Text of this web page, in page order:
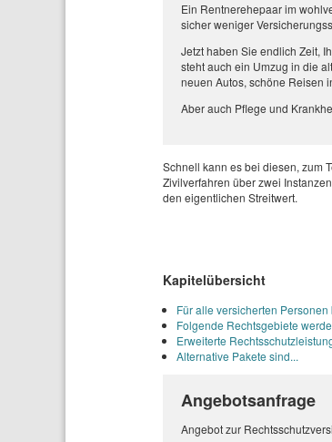
Ein Rentnerehepaar im
sicher weniger
Jetzt haben Sie endlich Zeit,
steht auch ein Umzug in die
neuen Autos, schöne Reisen
Aber auch Pflege und
Schnell kann es bei diesen, zum
Zivilverfahren über zwei
den eigentlichen Streitwert.
Kapitelübersicht
Für alle versicherten
Folgende Rechtsgebiete
Erweiterte
Alternative Pakete sind...
Angebotsanfrage
Angebot zur